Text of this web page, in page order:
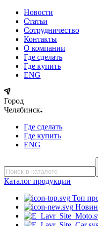
Новости
Статьи
Сотрудничество
Контакты
О компании
Где сделать
Где купить
ENG
Город
Челябинск
Где сделать
Где купить
ENG
Каталог продукции
Топ